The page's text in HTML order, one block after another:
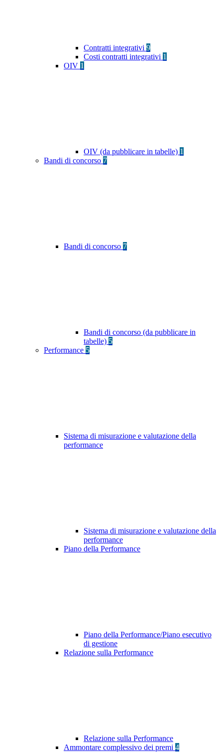
Contratti integrativi 9
Costi contratti integrativi 1
OIV 1
OIV (da pubblicare in tabelle) 1
Bandi di concorso 7
Bandi di concorso 7
Bandi di concorso (da pubblicare in
tabelle) 5
Performance 5
Sistema di misurazione e valutazione della
performance
Sistema di misurazione e valutazione della
performance
Piano della Performance
Piano della Performance/Piano esecutivo
di gestione
Relazione sulla Performance
Relazione sulla Performance
Ammontare complessivo dei premi 4